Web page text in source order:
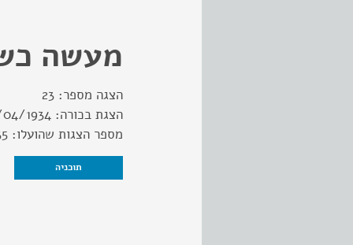
מעשה
הצגה מספר: 23
הצגת בכורה: 1934
מספר הצגות שהועלו:
תוכניה